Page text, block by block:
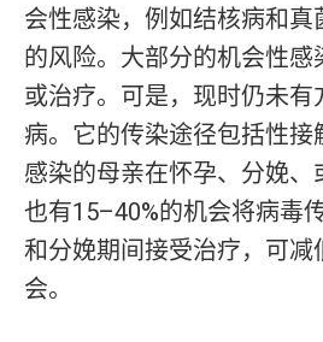
会性感染，例如结核病和
的风险。大部分的机会性
或治疗。可是，现时仍未
病。它的传染途径包括性
感染的母亲在怀孕、分娩、
也有15–40%的机会将病毒
和分娩期间接受治疗，可
会。